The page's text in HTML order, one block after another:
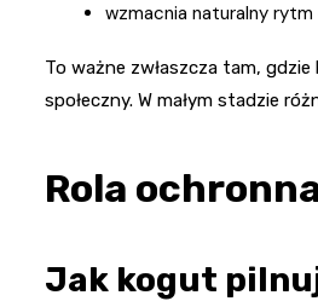
wzmacnia naturalny rytm
To ważne zwłaszcza tam,
społeczny. W małym stadzie
Rola
Jak kogut